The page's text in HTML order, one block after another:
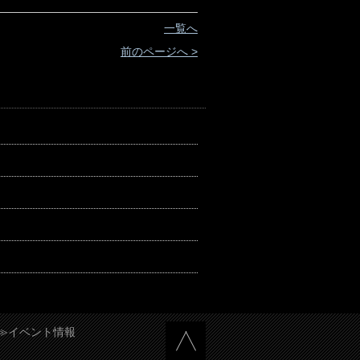
一覧へ
前のページへ >
イベント情報